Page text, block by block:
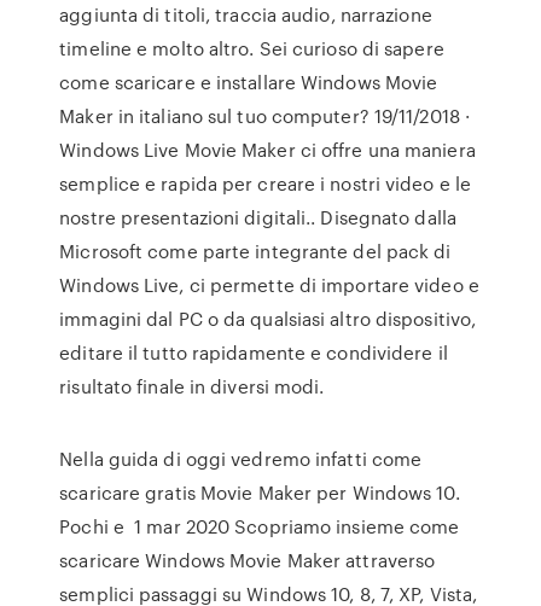
aggiunta di titoli, traccia audio, narrazione
timeline e molto altro. Sei curioso di sapere
come scaricare e installare Windows Movie
Maker in italiano sul tuo computer? 19/11/2018 ·
Windows Live Movie Maker ci offre una maniera
semplice e rapida per creare i nostri video e le
nostre presentazioni digitali.. Disegnato dalla
Microsoft come parte integrante del pack di
Windows Live, ci permette di importare video e
immagini dal PC o da qualsiasi altro dispositivo,
editare il tutto rapidamente e condividere il
risultato finale in diversi modi.
Nella guida di oggi vedremo infatti come
scaricare gratis Movie Maker per Windows 10.
Pochi e 1 mar 2020 Scopriamo insieme come
scaricare Windows Movie Maker attraverso
semplici passaggi su Windows 10, 8, 7, XP, Vista,